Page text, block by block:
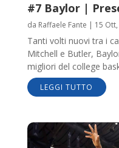
#7 Baylor |
da Raffaele Fante | 15 Ott,
Tanti volti nuovi tra i
Mitchell e Butler,
migliori del college
LEGGI TUTTO